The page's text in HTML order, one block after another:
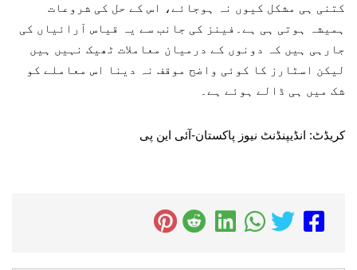
کتنی ہی مشکل کیوں نہ ہوجائے، اس کے حل کی شروعات
ہمیشہ ہوتی ہی ہے۔فینز کی جانب سے یہ قیاس آرائیاں کی
جارہی ہیں کہ دونوں کے درمیان معاملات ٹھیک نہیں ہیں
لیکن اسٹارز کا کوئی واضح موقف نہ دینا اس معاملے کو
شک میں ہی ڈالے ہوئے ہے۔
کریڈٹ: انڈیپنڈنٹ نیوز پاکستان-آئی این پی